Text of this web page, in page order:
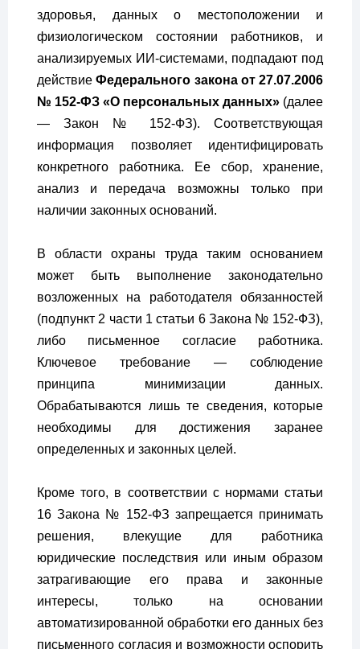
здоровья, данных о местоположении и
физиологическом состоянии работников, и
анализируемых ИИ-системами, подпадают под
действиеФедерального закона от 27.07.2006
№ 152-ФЗ «О персональных данных» (далее
— Закон № 152-ФЗ). Соответствующая
информация позволяет идентифицировать
конкретного работника. Ее сбор, хранение,
анализ и передача возможны только при
наличии законных оснований.
В области охраны труда таким основанием
может быть выполнение законодательно
возложенных на работодателя обязанностей
(подпункт 2 части 1 статьи 6 Закона № 152-ФЗ),
либо письменное согласие работника.
Ключевое требование — соблюдение
принципа минимизации данных.
Обрабатываются лишь те сведения, которые
необходимы для достижения заранее
определенных и законных целей.
Кроме того, в соответствии с нормами статьи
16 Закона № 152-ФЗ запрещается принимать
решения, влекущие для работника
юридические последствия или иным образом
затрагивающие его права и законные
интересы, только на основании
автоматизированной обработки его данных без
письменного согласия и возможности оспорить